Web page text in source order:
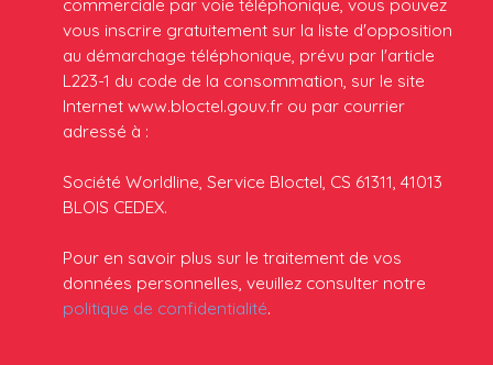
vous inscrire gratuitement sur la liste d'opposition
au démarchage téléphonique, prévu par l'article
L223-1 du code de la consommation, sur le site
Internet www.bloctel.gouv.fr ou par courrier
adressé à :
Société Worldline, Service Bloctel, CS 61311, 41013
BLOIS CEDEX.
Pour en savoir plus sur le traitement de vos
données personnelles, veuillez consulter notre
politique de confidentialité.